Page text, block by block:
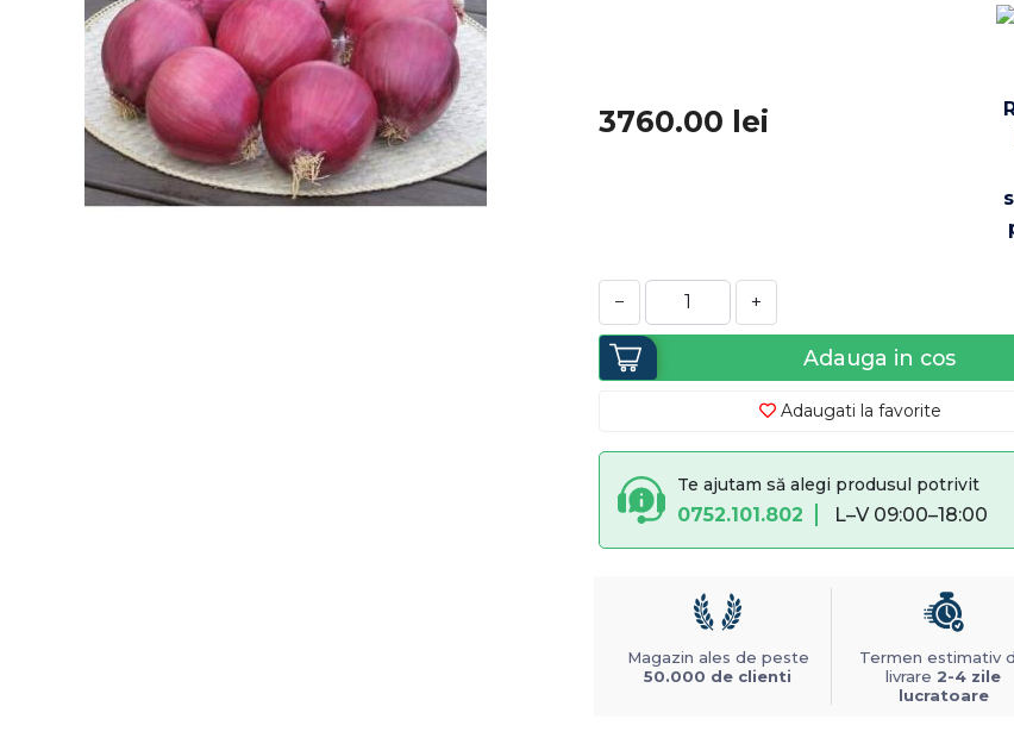
3760.00 lei
− +
Adauga in cos
Adaugati la favorite
Te ajutam să alegi produsul potrivit
0752.101.802 L–V 09:00–18:00
Magazin ales de peste
50.000 de clienti
Termen estimativ
livrare 2-4 zile
lucratoare